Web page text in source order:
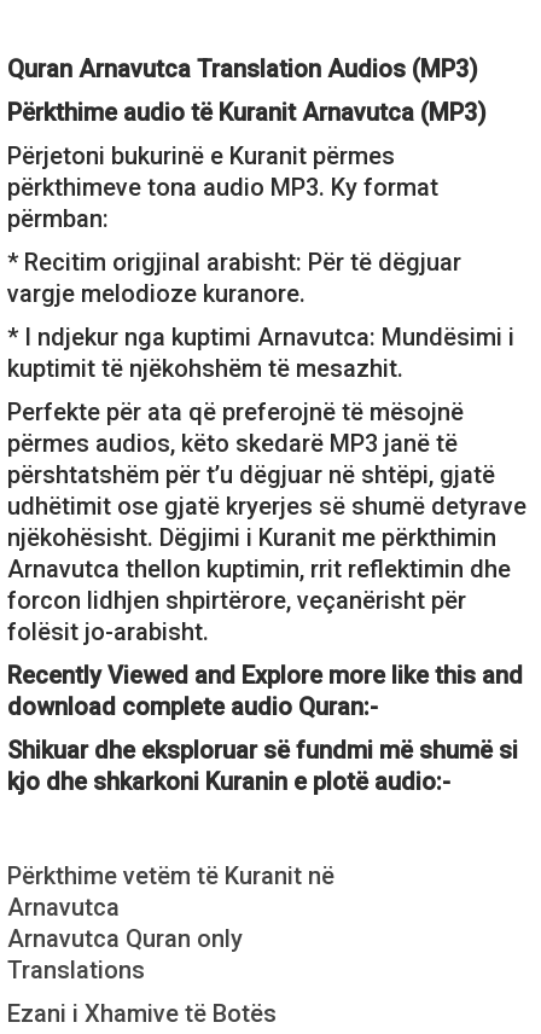
Quran Arnavutca Translation Audios (MP3)
Përkthime audio të Kuranit Arnavutca (MP3)
Përjetoni bukurinë e Kuranit përmes
përkthimeve tona audio MP3. Ky format
përmban:
* Recitim origjinal arabisht: Për të dëgjuar
vargje melodioze kuranore.
* I ndjekur nga kuptimi Arnavutca: Mundësimi i
kuptimit të njëkohshëm të mesazhit.
Perfekte për ata që preferojnë të mësojnë
përmes audios, këto skedarë MP3 janë të
përshtatshëm për t’u dëgjuar në shtëpi, gjatë
udhëtimit ose gjatë kryerjes së shumë detyrave
njëkohësisht. Dëgjimi i Kuranit me përkthimin
Arnavutca thellon kuptimin, rrit reflektimin dhe
forcon lidhjen shpirtërore, veçanërisht për
folësit jo-arabisht.
Recently Viewed and Explore more like this and
download complete audio Quran:-
Shikuar dhe eksploruar së fundmi më shumë si
kjo dhe shkarkoni Kuranin e plotë audio:-
Përkthime vetëm të Kuranit në
Arnavutca
Arnavutca Quran only
Translations
Ezani i Xhamive të Botës